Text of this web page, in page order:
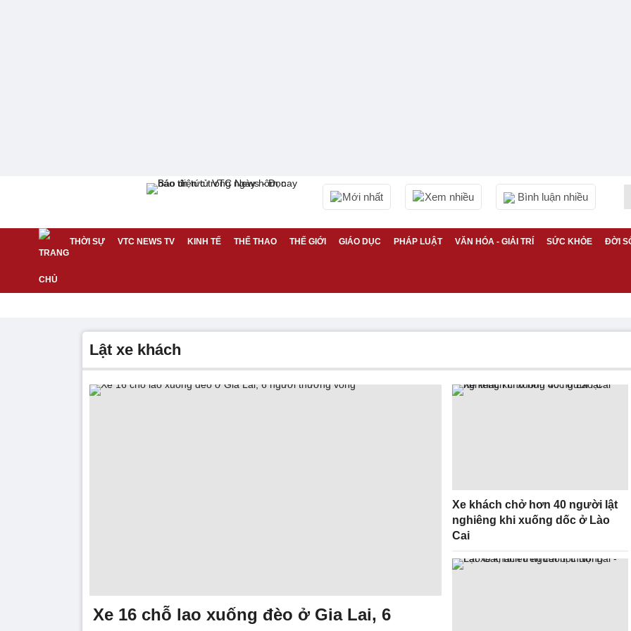
Mới nhất Xem nhiều Bình luận nhiều
THỜI SỰ VTC NEWS TV KINH TẾ THỂ THAO THẾ GIỚI GIÁO DỤC PHÁP LUẬT VĂN HÓA - GIẢI TRÍ SỨC KHỎE ĐỜI
lật xe khách
Xe 16 chỗ lao xuống đèo ở Gia Lai, 6
Xe khách chở hơn 40 người lật
nghiêng khi xuống dốc ở Lào
Cai